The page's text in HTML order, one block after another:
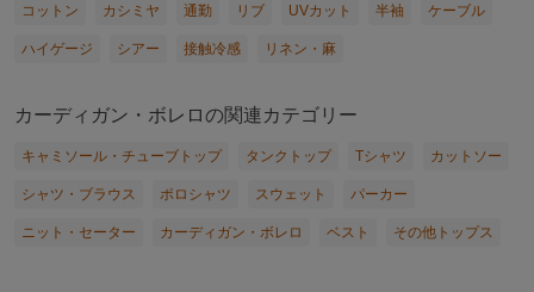
コットン カシミヤ 通勤 リブ UVカット 半袖 ケーブル
ハイゲージ シアー 接触冷感 リネン・麻
カーディガン・ボレロの関連カテゴリー
キャミソール・チューブトップ タンクトップ Tシャツ カットソー
シャツ・ブラウス ポロシャツ スウェット パーカー
ニット・セーター カーディガン・ボレロ ベスト その他トップス